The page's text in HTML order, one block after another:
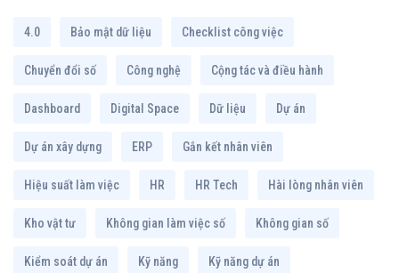
4.0 Bảo mật dữ liệu Checklist công việc
Chuyển đổi số Công nghệ Cộng tác và điều hành
Dashboard Digital Space Dữ liệu Dự án
Dự án xây dựng ERP Gắn kết nhân viên
Hiệu suất làm việc HR HR Tech Hài lòng nhân viên
Kho vật tư Không gian làm việc số Không gian số
Kiểm soát dự án Kỹ năng Kỹ năng dự án